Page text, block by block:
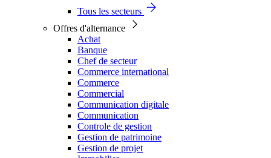
Tous les secteurs
Offres d'alternance
Achat
Banque
Chef de secteur
Commerce international
Commerce
Commercial
Communication digitale
Communication
Controle de gestion
Gestion de patrimoine
Gestion de projet